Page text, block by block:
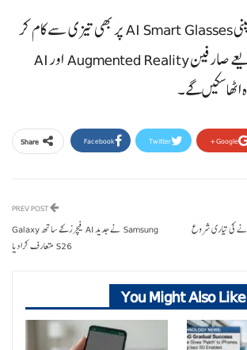
رپورٹس کے مطابق کمپنی AI Smart Glasses پر بھی تیزی سے کام کر
رہی ہے، جن کے ذریعے صارفین Augmented Reality اور AI
Share Facebook Twitter Google+
Samsung نے جدید AI فیچرز کے ساتھ Galaxy
S26 متعارف کرا دیا
You Might Also Like